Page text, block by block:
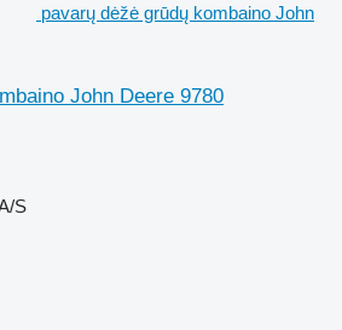
pavarų dėžė grūdų kombaino John
John Deere 9780
S